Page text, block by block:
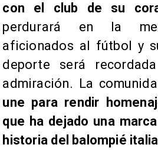
con el club de su
perdurará en la
aficionados al fútbol y
deporte será
admiración. La
une para rendir
que ha dejado una
historia del balompié